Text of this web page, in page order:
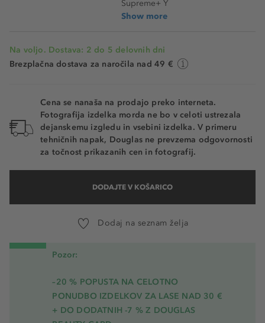
Supreme+ Y
Show more
Na voljo. Dostava: 2 do 5 delovnih dni
Brezplačna dostava za naročila nad 49 €
Cena se nanaša na prodajo preko interneta.
Fotografija izdelka morda ne bo v celoti ustrezala
dejanskemu izgledu in vsebini izdelka. V primeru
tehničnih napak, Douglas ne prevzema odgovornosti
za točnost prikazanih cen in fotografij.
DODAJTE V KOŠARICO
Dodaj na seznam želja
Pozor:
–20 % POPUSTA NA CELOTNO
PONUDBO IZDELKOV ZA LASE NAD 30 €
+ DO DODATNIH -7 % Z DOUGLAS